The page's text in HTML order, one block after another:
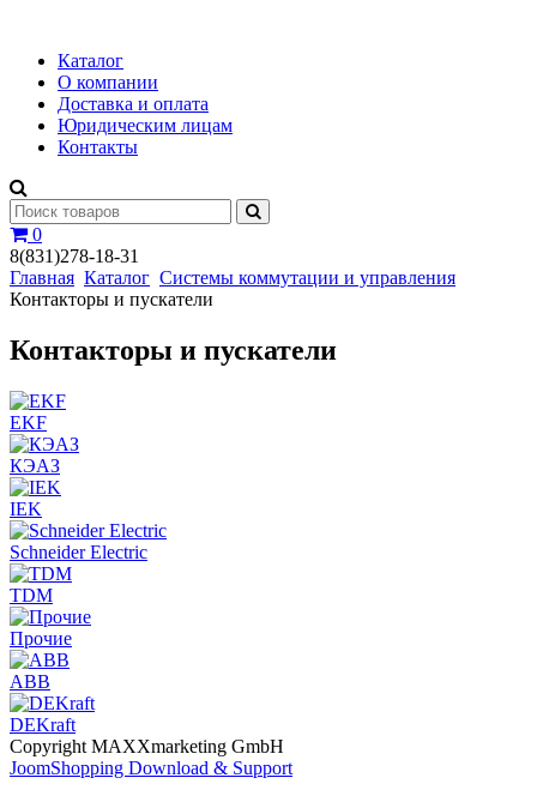
Каталог
О компании
Доставка и оплата
Юридическим лицам
Контакты
0
8(831)278-18-31
Главная Каталог Системы коммутации и управления
Контакторы и пускатели
Контакторы и пускатели
EKF
КЭАЗ
IEK
Schneider Electric
TDM
Прочие
ABB
DEKraft
Copyright MAXXmarketing GmbH
JoomShopping Download & Support